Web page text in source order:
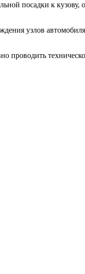
посадки к кузову,
узлов
проводить